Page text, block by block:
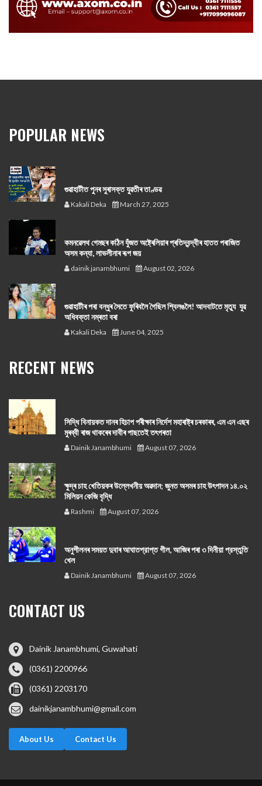
POPULAR NEWS
গুৱাহাটীত পুনৰ সুৰাসক্ত যুৱতীৰ তাণ্ডৱ
Kakali Deka March 27, 2025
কমনৱেলথ গেমছৰ কঠিন যুঁজত অষ্ট্ৰেলিয়াৰ প্ৰতিদ্বন্দ্বীৰ হাতত পৰাজিত
অসম কন্যা, লাভলীনাৰ ৰূপ জয়
dainik janambhumi August 02, 2026
গুৱাহাটীৰ পৰা বন্ধুৰ সৈতে ফুৰিবলৈ গৈছিল শ্বিলঙলৈ! আদবাটতে মৃত্যু যুৱ
অধিবক্তা নম্ৰতা বৰা
Kakali Deka June 04, 2025
RECENT NEWS
সিদ্ধি বিনায়কত দানৰ হিচাপ পৰীক্ষাৰ নিৰ্দেশ মহাৰাষ্ট্ৰ চৰকাৰৰ, এম এন এছৰ
মুৰব্বী ৰাজ থাকৰেৰ দাবীৰ পাছতেই তৎপৰতা
Dainik Janambhumi August 07, 2026
ক্ষুদ্ৰ চাহ খেতিয়কৰ উল্লেখনীয় অৱদান; জুনত অসমৰ চাহ উৎপাদন ১৪.০২
মিলিয়ন কেজি বৃদ্ধি
Rashmi August 07, 2026
অনুশীলনৰ সময়ত দুবাৰ আঘাতপ্রাপ্ত গীল, আজিৰ পৰা ৩ দিনীয়া প্রস্তুতি
খেল
Dainik Janambhumi August 07, 2026
CONTACT US
Dainik Janambhumi, Guwahati
(0361) 2200966
(0361) 2203170
dainikjanambhumi@gmail.com
About Us Contact Us